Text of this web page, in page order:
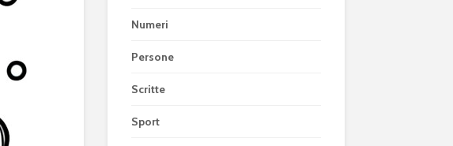
Numeri
Persone
Scritte
Sport